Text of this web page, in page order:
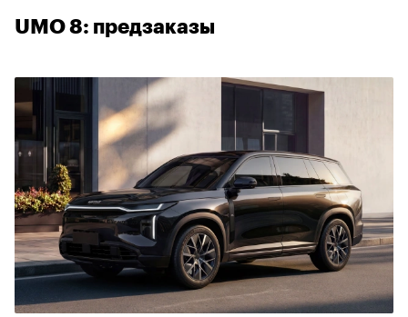
UMO 8: предзаказы